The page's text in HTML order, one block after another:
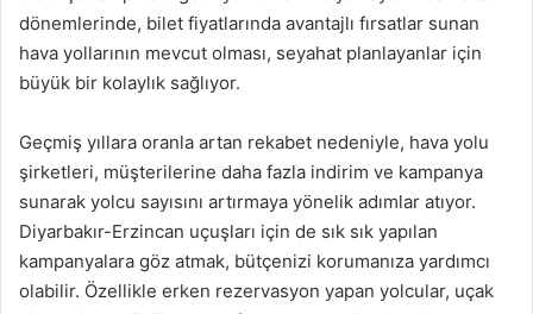
dönemlerinde, bilet fiyatlarında avantajlı fırsatlar sunan
hava yollarının mevcut olması, seyahat planlayanlar için
büyük bir kolaylık sağlıyor.
Geçmiş yıllara oranla artan rekabet nedeniyle, hava yolu
şirketleri, müşterilerine daha fazla indirim ve kampanya
sunarak yolcu sayısını artırmaya yönelik adımlar atıyor.
Diyarbakır-Erzincan uçuşları için de sık sık yapılan
kampanyalara göz atmak, bütçenizi korumanıza yardımcı
olabilir. Özellikle erken rezervasyon yapan yolcular, uçak